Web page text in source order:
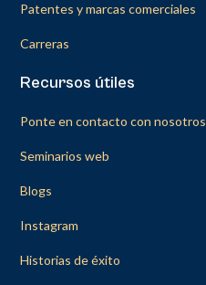
Patentes y marcas comerciales
Carreras
Recursos útiles
Ponte en contacto con nosotros
Seminarios web
Blogs
Instagram
Historias de éxito